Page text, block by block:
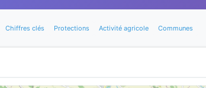
Chiffres clés Protections Activité agricole Communes